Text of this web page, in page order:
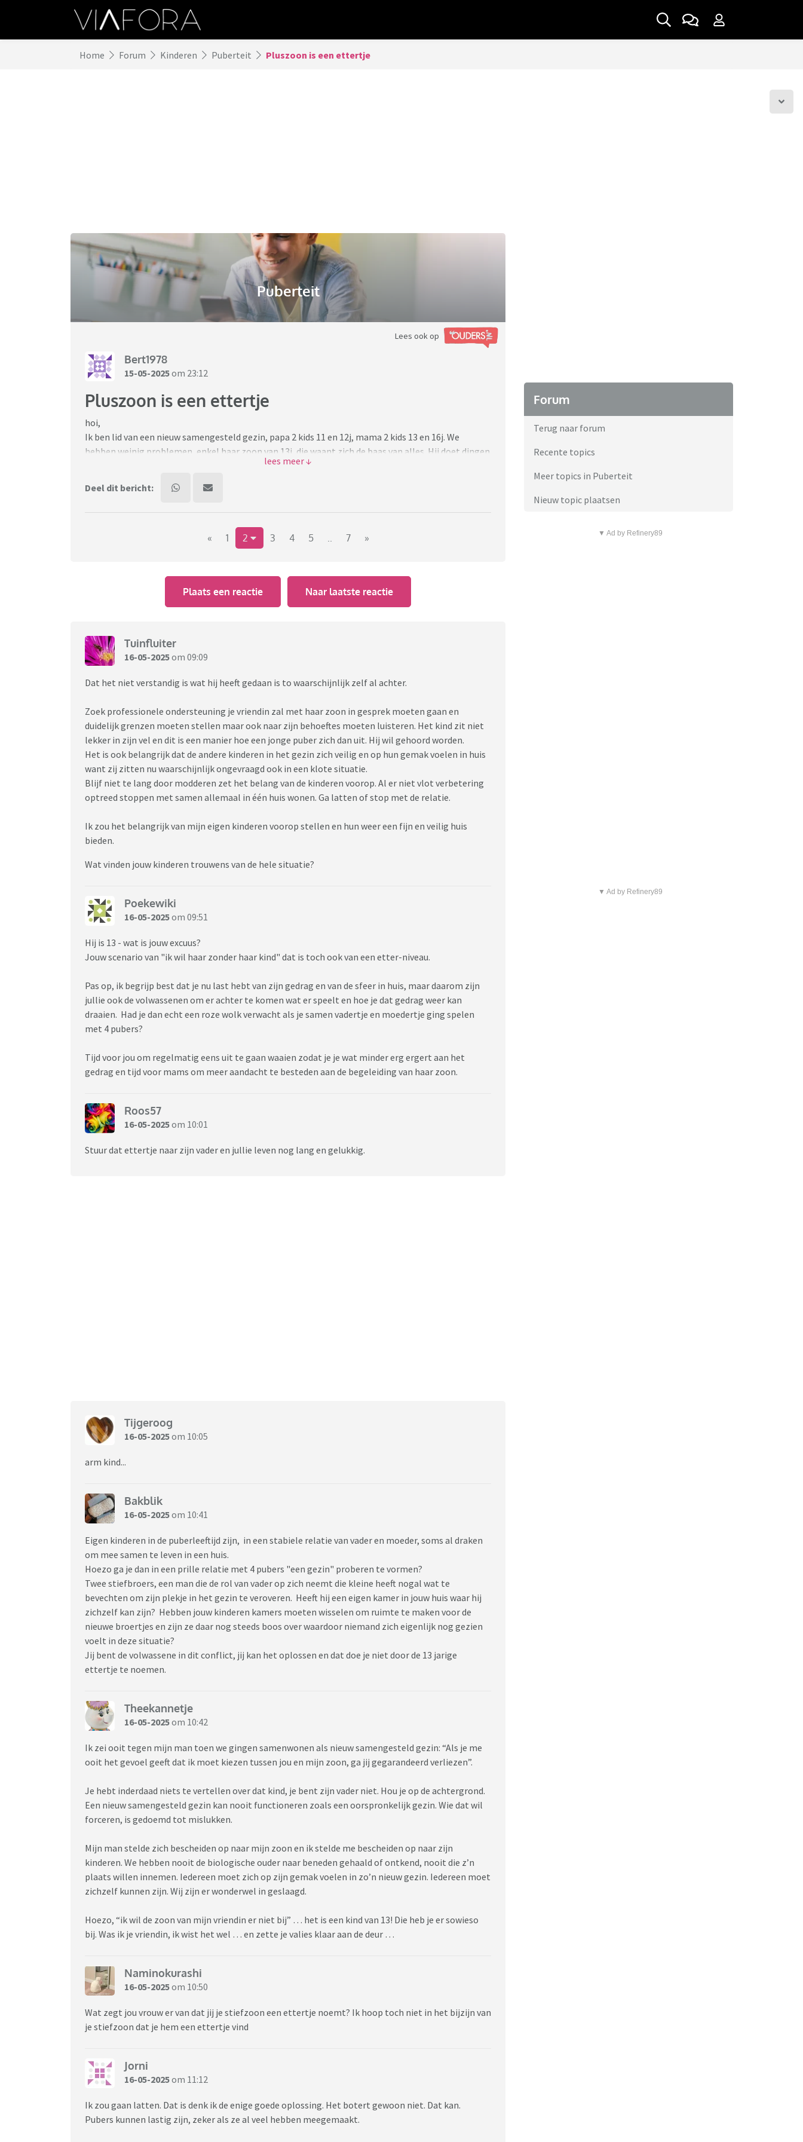
Home Forum Kinderen Puberteit Pluszoon is een ettertje
Puberteit
Lees ook op
Bert1978
15-05-2025om 23:12
Pluszoon is een ettertje
hoi,
Ik ben lid van een nieuw samengesteld gezin, papa 2 kids 11 en 12j, mama 2 kids 13 en 16j. We
hebben weinig problemen, enkel haar zoon van 13j, die waant zich de baas van alles. Hij doet dingen
die niet ok zijn en als de andere kids hem daar over aanspreken is zijn repliek meestal: moet ik je
probeert een gesprek te hebben loopt hij gewoon weg m. en zeker als ik iets zeg: “jij hebt mij nits
moe, ik wil hem er echt niet bij en omgekeerd wil ik ook mijn relatie niet verliezen.
laten jullie weten wat jullie zouden doen want ik ben ten einde raad.
Deel dit bericht:
« 1 2 3 4 5 .. 7 »
Plaats een reactie Naar laatste reactie
Tuinfluiter
16-05-2025om 09:09
Dat het niet verstandig is wat hij heeft gedaan is to waarschijnlijk zelf al achter.
Zoek professionele ondersteuning je vriendin zal met haar zoon in gesprek moeten gaan en
duidelijk grenzen moeten stellen maar ook naar zijn behoeftes moeten luisteren. Het kind zit niet
lekker in zijn vel en dit is een manier hoe een jonge puber zich dan uit. Hij wil gehoord worden.
Het is ook belangrijk dat de andere kinderen in het gezin zich veilig en op hun gemak voelen in huis
want zij zitten nu waarschijnlijk ongevraagd ook in een klote situatie.
Blijf niet te lang door modderen zet het belang van de kinderen voorop. Al er niet vlot verbetering
optreed stoppen met samen allemaal in één huis wonen. Ga latten of stop met de relatie.
Ik zou het belangrijk van mijn eigen kinderen voorop stellen en hun weer een fijn en veilig huis
bieden.
Wat vinden jouw kinderen trouwens van de hele situatie?
Poekewiki
16-05-2025om 09:51
Hij is 13 - wat is jouw excuus?
Jouw scenario van "ik wil haar zonder haar kind" dat is toch ook van een etter-niveau.
Pas op, ik begrijp best dat je nu last hebt van zijn gedrag en van de sfeer in huis, maar daarom zijn
jullie ook de volwassenen om er achter te komen wat er speelt en hoe je dat gedrag weer kan
draaien. Had je dan echt een roze wolk verwacht als je samen vadertje en moedertje ging spelen
met 4 pubers?
Tijd voor jou om regelmatig eens uit te gaan waaien zodat je je wat minder erg ergert aan het
gedrag en tijd voor mams om meer aandacht te besteden aan de begeleiding van haar zoon.
Roos57
16-05-2025om 10:01
Stuur dat ettertje naar zijn vader en jullie leven nog lang en gelukkig.
Tijgeroog
16-05-2025om 10:05
arm kind...
Bakblik
16-05-2025om 10:41
Eigen kinderen in de puberleeftijd zijn, in een stabiele relatie van vader en moeder, soms al draken
om mee samen te leven in een huis.
Hoezo ga je dan in een prille relatie met 4 pubers "een gezin" proberen te vormen?
Twee stiefbroers, een man die de rol van vader op zich neemt die kleine heeft nogal wat te
bevechten om zijn plekje in het gezin te veroveren. Heeft hij een eigen kamer in jouw huis waar hij
zichzelf kan zijn? Hebben jouw kinderen kamers moeten wisselen om ruimte te maken voor de
nieuwe broertjes en zijn ze daar nog steeds boos over waardoor niemand zich eigenlijk nog gezien
voelt in deze situatie?
Jij bent de volwassene in dit conflict, jij kan het oplossen en dat doe je niet door de 13 jarige
ettertje te noemen.
Theekannetje
16-05-2025om 10:42
Ik zei ooit tegen mijn man toen we gingen samenwonen als nieuw samengesteld gezin: “Als je me
ooit het gevoel geeft dat ik moet kiezen tussen jou en mijn zoon, ga jij gegarandeerd verliezen”.
Je hebt inderdaad niets te vertellen over dat kind, je bent zijn vader niet. Hou je op de achtergrond.
Een nieuw samengesteld gezin kan nooit functioneren zoals een oorspronkelijk gezin. Wie dat wil
forceren, is gedoemd tot mislukken.
Mijn man stelde zich bescheiden op naar mijn zoon en ik stelde me bescheiden op naar zijn
kinderen. We hebben nooit de biologische ouder naar beneden gehaald of ontkend, nooit die z’n
plaats willen innemen. Iedereen moet zich op zijn gemak voelen in zo’n nieuw gezin. Iedereen moet
zichzelf kunnen zijn. Wij zijn er wonderwel in geslaagd.
Hoezo, “ik wil de zoon van mijn vriendin er niet bij” … het is een kind van 13! Die heb je er sowieso
bij. Was ik je vriendin, ik wist het wel … en zette je valies klaar aan de deur …
Naminokurashi
16-05-2025om 10:50
Wat zegt jou vrouw er van dat jij je stiefzoon een ettertje noemt? Ik hoop toch niet in het bijzijn van
je stiefzoon dat je hem een ettertje vind
Jorni
16-05-2025om 11:12
Ik zou gaan latten. Dat is denk ik de enige goede oplossing. Het botert gewoon niet. Dat kan.
Pubers kunnen lastig zijn, zeker als ze al veel hebben meegemaakt.
Forum
Terug naar forum
Recente topics
Meer topics in Puberteit
Nieuw topic plaatsen
▼ Ad by Refinery89
▼ Ad by Refinery89